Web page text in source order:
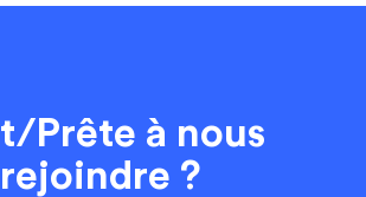
Prête à nous
rejoindre ?